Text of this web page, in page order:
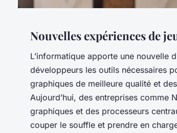
Nouvelles expériences de
L’informatique apporte une nouvelle
développeurs les outils nécessaires
graphiques de meilleure qualité et
Aujourd’hui, des entreprises comme
graphiques et des processeurs
couper le souffle et prendre en